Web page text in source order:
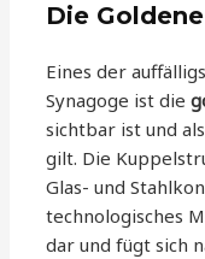
Die
Eines der
Synagoge ist die
sichtbar ist und
gilt. Die
Glas- und
technologisches
dar und fügt sich